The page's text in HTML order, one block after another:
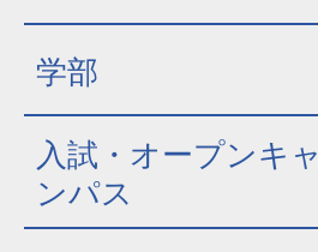
学部
入試・オープンキャ
ンパス